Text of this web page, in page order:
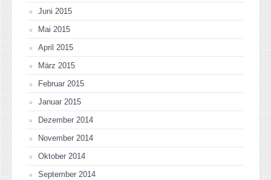
Juni 2015
Mai 2015
April 2015
März 2015
Februar 2015
Januar 2015
Dezember 2014
November 2014
Oktober 2014
September 2014